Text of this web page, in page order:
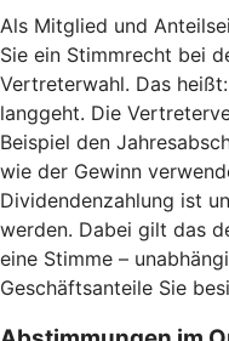
Als Mitglied und
Sie ein Stimmrecht bei
Vertreterwahl. Das
langgeht. Die
Beispiel den
wie der Gewinn
Dividendenzahlung ist
werden. Dabei gilt das
eine Stimme –
Geschäftsanteile Sie